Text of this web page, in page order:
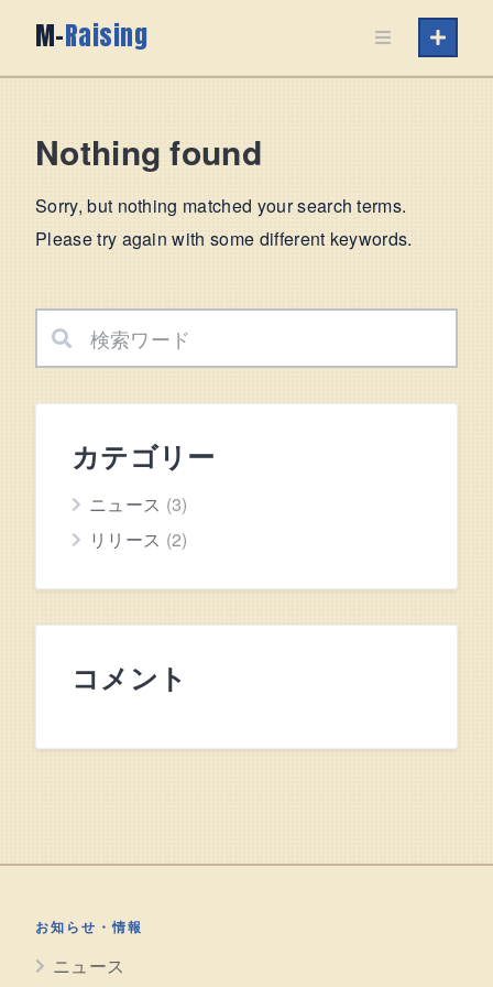
M-Raising
Nothing found
Sorry, but nothing matched your search terms.
Please try again with some different keywords.
カテゴリー
ニュース (3)
リリース (2)
コメント
お知らせ・情報
ニュース